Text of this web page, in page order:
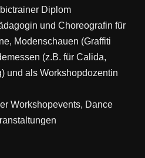
Diplom
und Choreografin für
Modenschauen (Graffiti
(z.B. für Calida,
und als Workshopdozentin
Workshopevents, Dance